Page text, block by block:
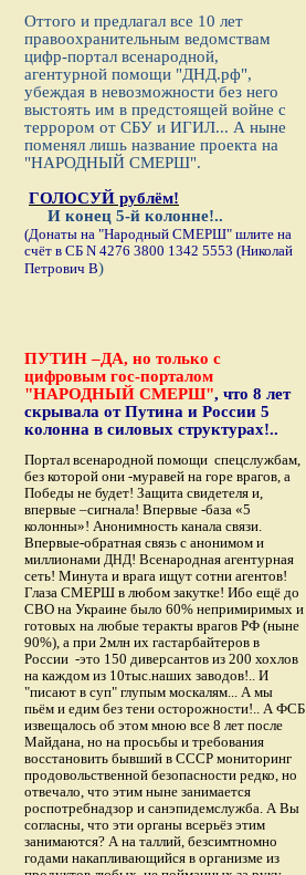
Оттого и предлагал все 10 лет
правоохранительным ведомствам
цифр-портал всенародной,
агентурной помощи "ДНД.рф",
убеждая в невозможности без него
выстоять им в предстоящей войне с
террором от СБУ и ИГИЛ... А ныне
поменял лишь название проекта на
"НАРОДНЫЙ СМЕРШ".
ГОЛОСУЙ рублём!
И конец 5-й колонне!..
(Донаты на "Народный СМЕРШ" шлите на
счёт в СБ N 4276 3800 1342 5553 (Николай
Петрович В)
ПУТИН –ДА, но только с
цифровым гос-порталом
"НАРОДНЫЙ СМЕРШ", что 8 лет
скрывала от Путина и России 5
колонна в силовых структурах!..
Портал всенародной помощи спецслужбам,
без которой они -муравей на горе врагов, а
Победы не будет! Защита свидетеля и,
впервые –сигнала! Впервые -база «5
колонны»! Анонимность канала связи.
Впервые-обратная связь с анонимом и
миллионами ДНД! Всенародная агентурная
сеть! Минута и врага ищут сотни агентов!
Глаза СМЕРШ в любом закутке! Ибо ещё до
СВО на Украине было 60% непримиримых и
готовых на любые теракты врагов РФ (ныне
90%), а при 2млн их гастарбайтеров в
России -это 150 диверсантов из 200 хохлов
на каждом из 10тыс.наших заводов!.. И
"писают в суп" глупым москалям... А мы
пьём и едим без тени осторожности!.. А ФСБ
извещалось об этом мною все 8 лет после
Майдана, но на просьбы и требования
восстановить бывший в СССР мониторинг
продовольственной безопасности редко, но
отвечало, что этим ныне занимается
роспотребнадзор и санэпидемслужба. А Вы
согласны, что эти органы всерьёз этим
занимаются? А на таллий, безсимтномно
годами накапливающийся в организме из